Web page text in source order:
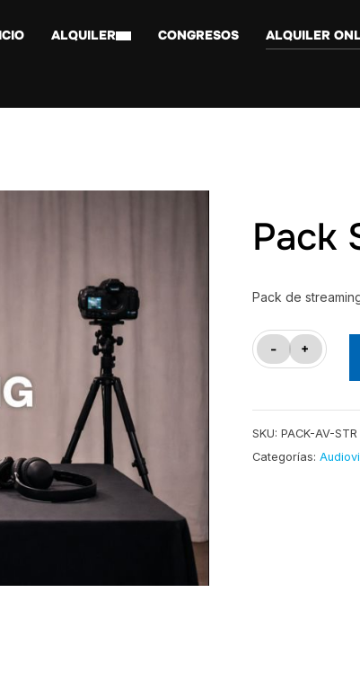
ALQUILER CONGRESOS ALQUILER
Pack
Pack de
-
Pack
Streaming
+
SKU: PACK-AV-STR
Categorías: